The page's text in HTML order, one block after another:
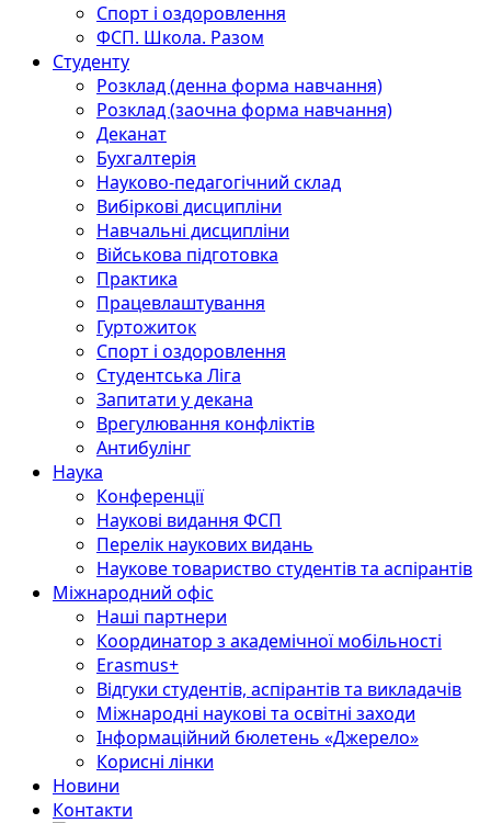
Спорт і оздоровлення
ФСП. Школа. Разом
Студенту
Розклад (денна форма навчання)
Розклад (заочна форма навчання)
Деканат
Бухгалтерія
Науково-педагогічний склад
Вибіркові дисципліни
Навчальні дисципліни
Військова підготовка
Практика
Працевлаштування
Гуртожиток
Спорт і оздоровлення
Студентська Ліга
Запитати у декана
Врегулювання конфліктів
Антибулінг
Наука
Конференції
Наукові видання ФСП
Перелік наукових видань
Наукове товариство студентів та аспірантів
Міжнародний офіс
Наші партнери
Координатор з академічної мобільності
Erasmus+
Відгуки студентів, аспірантів та викладачів
Міжнародні наукові та освітні заходи
Інформаційний бюлетень «Джерело»
Корисні лінки
Новини
Контакти